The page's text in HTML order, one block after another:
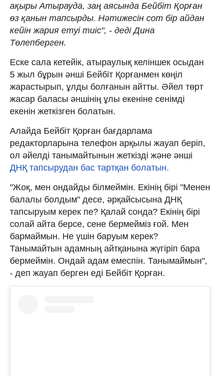
ақыры Атырауда, заң аясында Бейбіт Қорған
өз қанын тапсырды. Нәтижесін сот бір айдан
кейін жария етуі тиіс", - деді Дина
Төлепберген.
Еске сала кетейік, атыраулық келіншек осыдан
5 жыл бұрын әнші Бейбіт Қорғанмен көңіл
жарастырып, ұлды болғанын айтты. Әйел төрт
жасар баласы әншінің ұлы екеніне сенімді
екенін жеткізген болатын.
Алайда Бейбіт Қорған бағдарлама
редакторларына телефон арқылы жауап беріп,
ол әйелді танымайтынын жеткізді және әнші
ДНҚ тапсырудан бас тартқан болатын.
"Жоқ, мен ондайды білмеймін. Екінің бірі "Менен
балалы болдым" десе, әрқайсысына ДНҚ
тапсыруым керек пе? Қалай сонда? Екінің бірі
солай айта берсе, сене бермейміз ғой. Мен
бармаймын. Не үшін баруым керек?
Танымайтын адамның айтқанына жүгіріп бара
бермеймін. Ондай адам емеспін. Танымаймын",
- деп жауап берген еді Бейбіт Қорған.